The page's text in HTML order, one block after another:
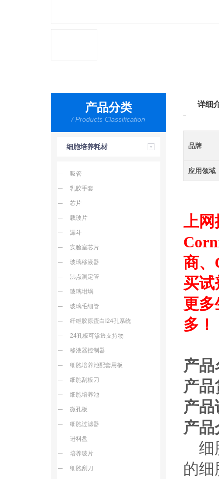
产品分类
/ Products Classification
细胞培养耗材
吸管
乳胶手套
芯片
载玻片
漏斗
实验室芯片
玻璃移液器
沸点测定管
玻璃坩埚
玻璃毛细管
纤维胶原蛋白I24孔系统
24孔板可渗透支持物
移液器控制器
细胞培养池配套用板
细胞刮板刀
细胞培养池
微孔板
细胞过滤器
进料盘
培养玻片
细胞刮刀
详细
品牌
应用领域
上网
商、
买
更
多！
产品
产品
产品
产品
细
的